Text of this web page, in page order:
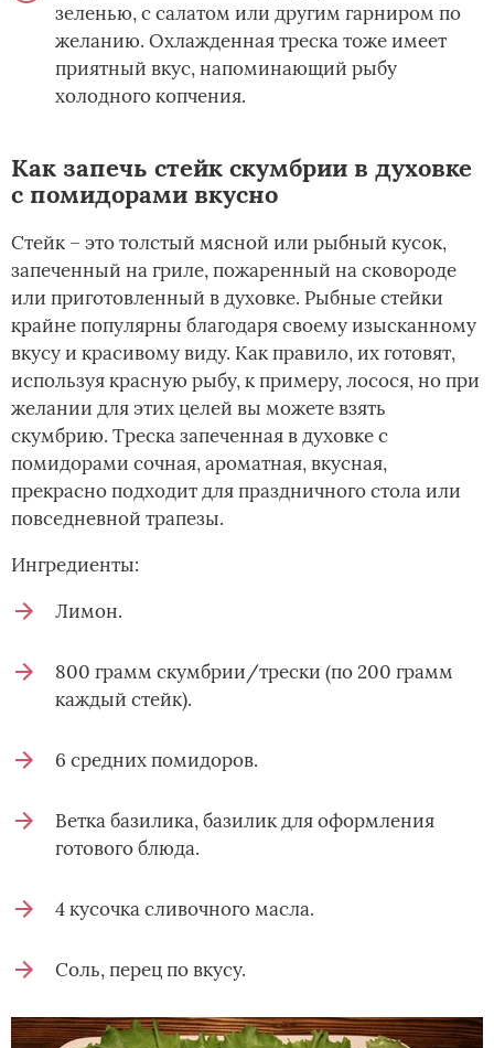
зеленью, с салатом или другим гарниром по
желанию. Охлажденная треска тоже имеет
приятный вкус, напоминающий рыбу
холодного копчения.
Как запечь стейк скумбрии в духовке
с помидорами вкусно
Стейк – это толстый мясной или рыбный кусок,
запеченный на гриле, пожаренный на сковороде
или приготовленный в духовке. Рыбные стейки
крайне популярны благодаря своему изысканному
вкусу и красивому виду. Как правило, их готовят,
используя красную рыбу, к примеру, лосося, но при
желании для этих целей вы можете взять
скумбрию. Треска запеченная в духовке с
помидорами сочная, ароматная, вкусная,
прекрасно подходит для праздничного стола или
повседневной трапезы.
Ингредиенты:
Лимон.
800 грамм скумбрии/трески (по 200 грамм
каждый стейк).
6 средних помидоров.
Ветка базилика, базилик для оформления
готового блюда.
4 кусочка сливочного масла.
Соль, перец по вкусу.